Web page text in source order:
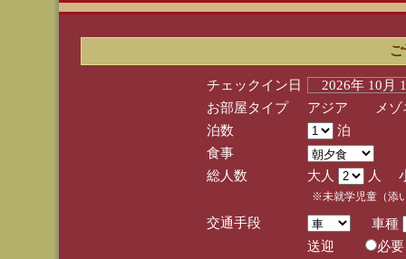
チェックイン日
2026年 10
お部屋タイプ
アジア メゾネ
泊数
泊
食事
総人数
大人 人
※未就学児童（添
交通手段
車種
送迎